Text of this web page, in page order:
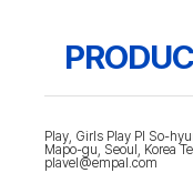
Play, Girls Play PI So-
Mapo-gu, Seoul, Korea
plavel@empal.com